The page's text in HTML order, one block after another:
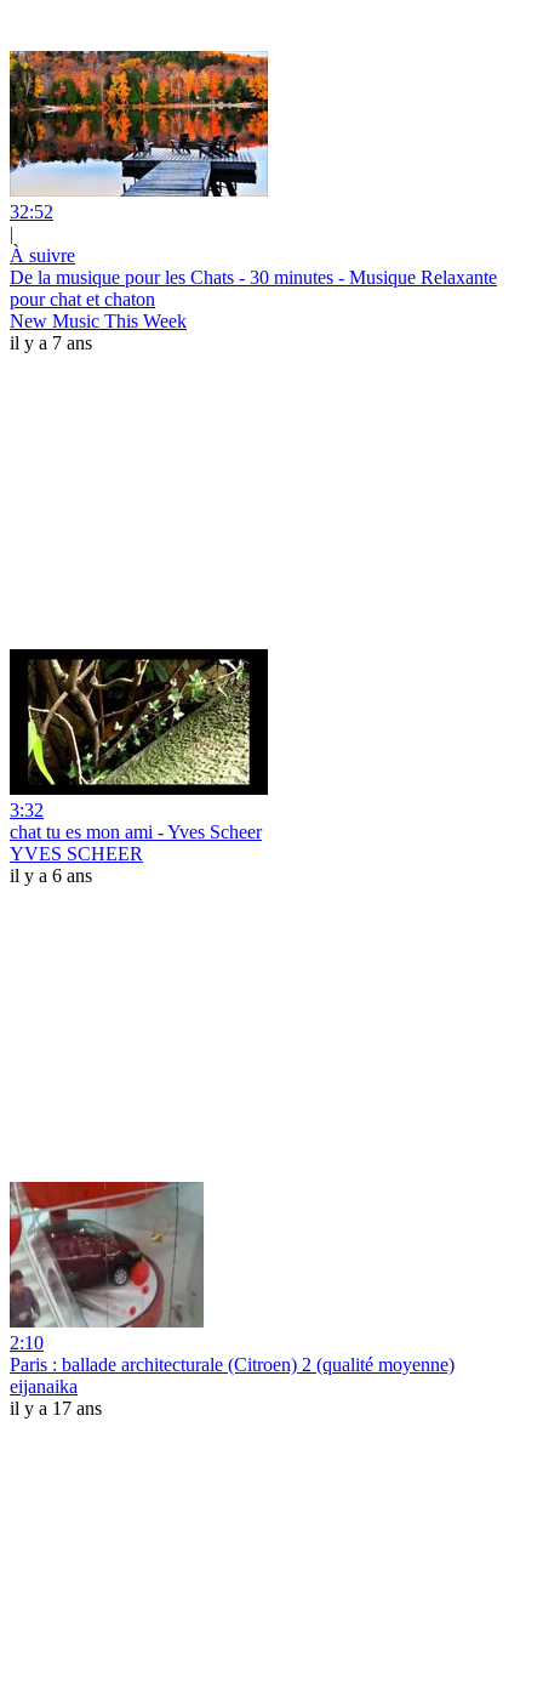
32:52
|
À suivre
De la musique pour les Chats - 30 minutes - Musique Relaxante
pour chat et chaton
New Music This Week
il y a 7 ans
3:32
chat tu es mon ami - Yves Scheer
YVES SCHEER
il y a 6 ans
2:10
Paris : ballade architecturale (Citroen) 2 (qualité moyenne)
eijanaika
il y a 17 ans